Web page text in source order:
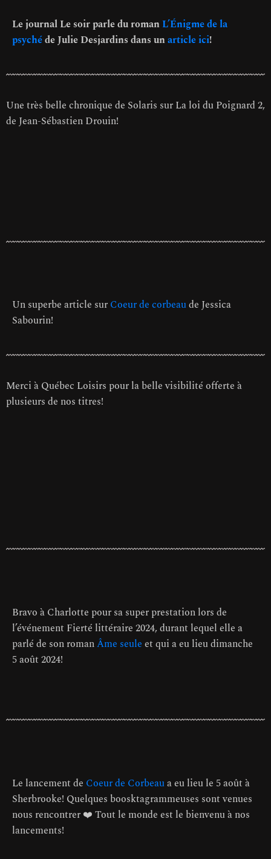
Le journal Le soir parle du romanL’Énigme de la
psychéde Julie Desjardins dans unarticle ici!
Une très belle chronique de Solaris sur La loi du Poignard 2,
de Jean-Sébastien Drouin!
Un superbe article sur Coeur de corbeaude Jessica
Sabourin!
Merci à Québec Loisirs pour la belle visibilité offerte à
plusieurs de nos titres!
Bravo à Charlotte pour sa super prestation lors de
l’événement Fierté littéraire 2024, durant lequel elle a
parlé de son romanÂme seule et qui a eu lieu dimanche
5 août 2024!
Le lancement de Coeur de Corbeaua eu lieu le 5 août à
Sherbrooke! Quelques boosktagrammeuses sont venues
nous rencontrer ❤️ Tout le monde est le bienvenu à nos
lancements!